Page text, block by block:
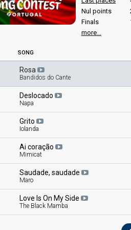
Portugal 1978: commentator
Portugal 1976: commentator
Winner
280
Nul points
Finals
more...
SONG
Rosa
Bandidos do Cante
Deslocado
Napa
Grito
Iolanda
Ai coração
Mimicat
Saudade, saudade
Maro
Love Is On My Side
The Black Mamba